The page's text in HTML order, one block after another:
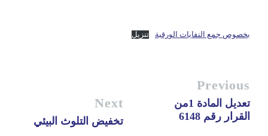
بخصوص جمع النفايات الورقية تنزيل
Previous
تعديل المادة 1من
القرار رقم 6148
Next
تخفيض التلوث البيئي